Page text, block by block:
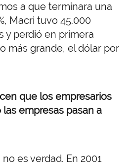
a que terminara una
Macri tuvo 45.000
y perdió en primera
más grande, el dólar por
que los empresarios
empresas pasan a
es verdad. En 2001